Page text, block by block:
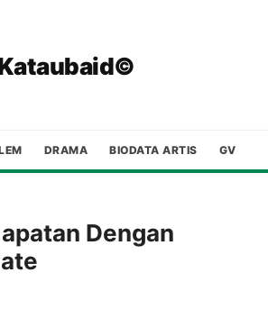
DRAMA BIODATA ARTIS GV
Dengan